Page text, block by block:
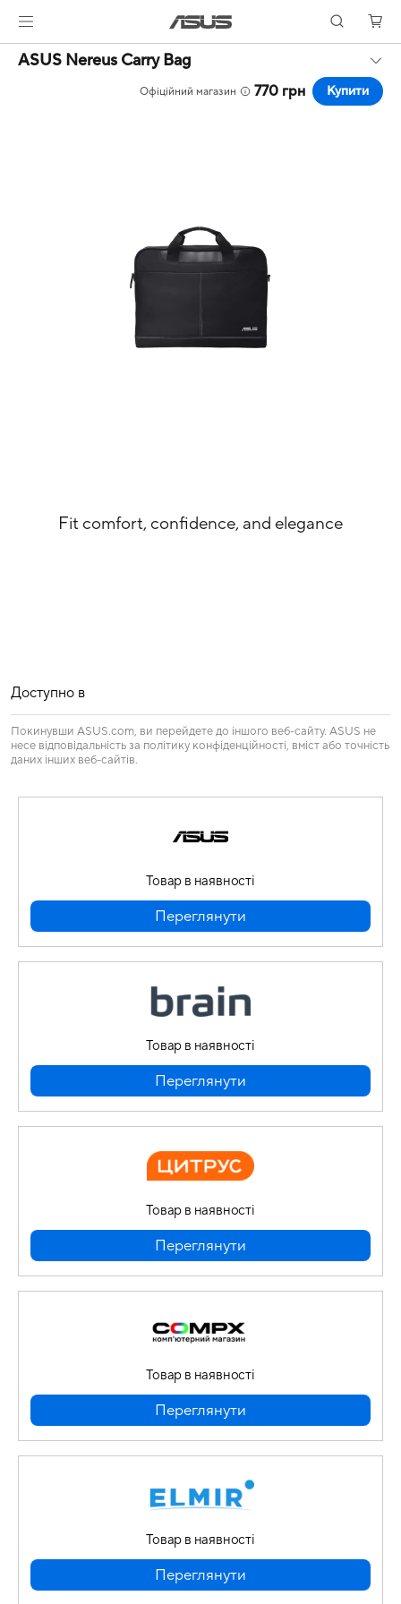
ASUS Nereus Carry Bag
Офіційний магазин 770 грн Купити
Fit comfort, confidence, and elegance
Доступно в
Покинувши ASUS.com, ви перейдете до іншого веб-сайту. ASUS не
несе відповідальність за політику конфіденційності, вміст або точність
даних інших веб-сайтів.
Товар в наявності
Переглянути
Товар в наявності
Переглянути
Товар в наявності
Переглянути
Товар в наявності
Переглянути
Товар в наявності
Переглянути